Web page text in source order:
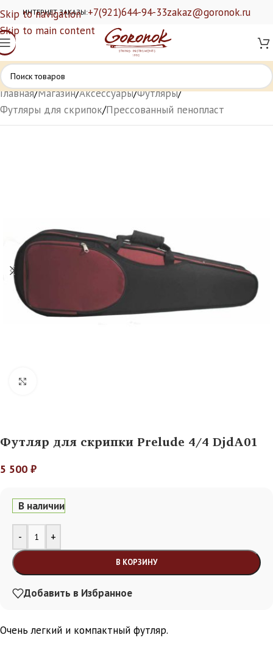
Skip to navigation
Skip to main content
ИНТЕРНЕТ ЗАКАЗЫ:+7(921)644-94-33zakaz@goronok.ru
Главная/Магазин/Аксессуары/Футляры/
Футляры для скрипок/Прессованный пенопласт
Футляр для скрипки Prelude 4/4 DjdA01
5 500 ₽
В наличии
- +
В КОРЗИНУ
Alternative:
Добавить в Избранное
Очень легкий и компактный футляр.